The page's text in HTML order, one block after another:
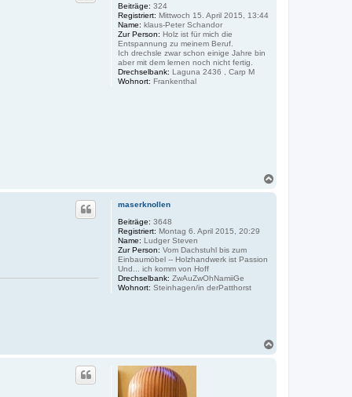
Beiträge: 324
Registriert: Mittwoch 15. April 2015, 13:44
Name: klaus-Peter Schandor
Zur Person: Holz ist für mich die
Entspannung zu meinem Beruf.
Ich drechsle zwar schon einige Jahre bin
aber mit dem lernen noch nicht fertig.
Drechselbank: Laguna 2436 , Carp M
Wohnort: Frankenthal
maserknollen
Beiträge: 3648
Registriert: Montag 6. April 2015, 20:29
Name: Ludger Steven
Zur Person: Vom Dachstuhl bis zum
Einbaumöbel -- Holzhandwerk ist Passion
Und... ich komm von Hoff
Drechselbank: ZwAuZwOhNamiiGe
Wohnort: Steinhagen/in derPatthorst